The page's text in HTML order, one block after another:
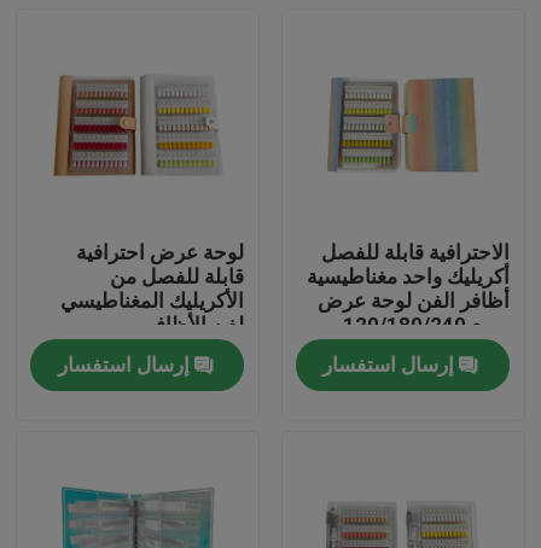
المنزل
فيديوهات
الاحترافية قابلة للفصل
أكريليك واحد مغناطيسية
أظافر الفن لوحة عرض
مربع 120/180/240
ألوان منحدرة أداة
بلاستيكية للأظافر
إرسال استفسار
لوحة عرض احترافية
قابلة للفصل من
الأكريليك المغناطيسي
لفن الأظافر
متدرج من البلاستيك
الصلب لأطراف جل
إرسال استفسار